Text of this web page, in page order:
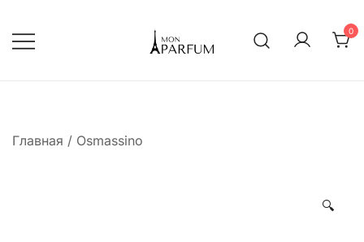
содержимому
0
Главная / Osmassino
🔍